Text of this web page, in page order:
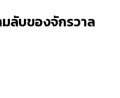
ลับของจักรวาล